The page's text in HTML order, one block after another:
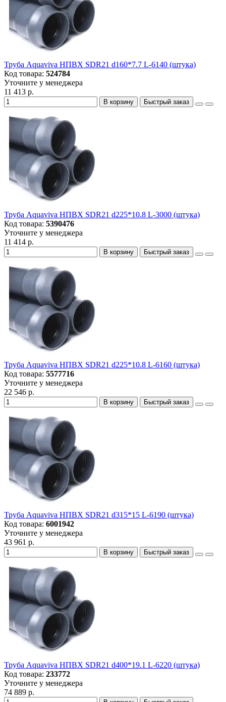
Труба Aquaviva НПВХ SDR21 d160*7.7 L-6140 (штука)
Код товара: 524784
Уточните у менеджера
11 413 р.
В корзину Быстрый заказ
Труба Aquaviva НПВХ SDR21 d225*10.8 L-3000 (штука)
Код товара: 5390476
Уточните у менеджера
11 414 р.
В корзину Быстрый заказ
Труба Aquaviva НПВХ SDR21 d225*10.8 L-6160 (штука)
Код товара: 5577716
Уточните у менеджера
22 546 р.
В корзину Быстрый заказ
Труба Aquaviva НПВХ SDR21 d315*15 L-6190 (штука)
Код товара: 6001942
Уточните у менеджера
43 961 р.
В корзину Быстрый заказ
Труба Aquaviva НПВХ SDR21 d400*19.1 L-6220 (штука)
Код товара: 233772
Уточните у менеджера
74 889 р.